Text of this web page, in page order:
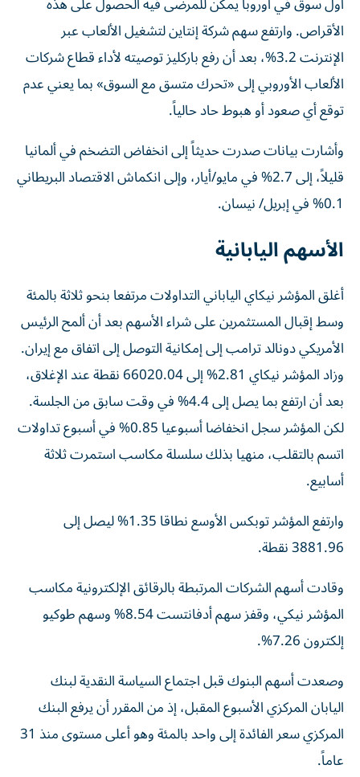
الأقراص. وارتفع سهم شركة إنتاين لتشغيل الألعاب عبر
الإنترنت 3.2%، بعد أن ‌رفع باركليز توصيته لأداء قطاع شركات
الألعاب الأوروبي إلى «تحرك متسق مع السوق» بما يعني عدم
توقع أي صعود أو هبوط حاد حالياً.
وأشارت بيانات صدرت حديثاً إلى ​انخفاض التضخم في ألمانيا
قليلاً، إلى 2.7% في مايو/أيار، وإلى انكماش الاقتصاد البريطاني
0.1% في إبريل/ نيسان.
الأسهم اليابانية
أغلق المؤشر نيكاي الياباني التداولات مرتفعا بنحو ثلاثة بالمئة
وسط إقبال المستثمرين على شراء الأسهم بعد أن ‌ألمح الرئيس
الأمريكي دونالد ترامب إلى إمكانية التوصل إلى اتفاق مع ​إيران.
وزاد المؤشر نيكاي 2.81% إلى 66020.04 نقطة عند الإغلاق،
بعد ‌أن ارتفع بما يصل ‌إلى 4.4% في وقت سابق من الجلسة.
لكن المؤشر سجل انخفاضا أسبوعيا 0.85% في أسبوع تداولات
اتسم بالتقلب، منهيا بذلك سلسلة ‌مكاسب استمرت ثلاثة
أسابيع.
وارتفع المؤشر توبكس الأوسع نطاقا 1.35% ليصل إلى
3881.96 نقطة.
وقادت أسهم الشركات المرتبطة ​بالرقائق الإلكترونية مكاسب
المؤشر نيكي، وقفز سهم أدفانتست 8.54% وسهم ‌طوكيو
إلكترون 7.26%.
وصعدت أسهم البنوك قبل اجتماع السياسة النقدية لبنك
اليابان المركزي الأسبوع المقبل، إذ من المقرر أن يرفع البنك
المركزي سعر الفائدة إلى واحد بالمئة وهو أعلى مستوى منذ 31
عاماً.